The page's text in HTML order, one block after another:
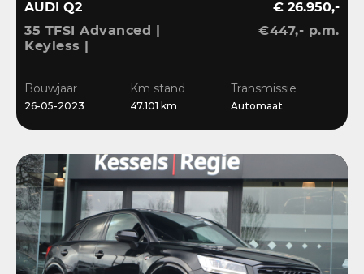
AUDI Q2
35 TFSI Advanced |
Keyless |
Navi | Sensoren | 17”
€ 26.950,-
€447,- p.m.
Bouwjaar
26-05-2023
Km stand
47.101 km
Transmissie
Automaat